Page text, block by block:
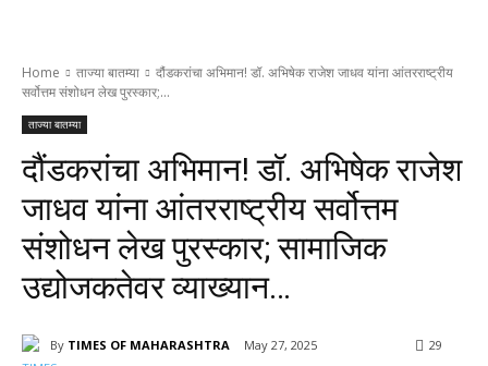
Home ताज्या बातम्या
दौंडकरांचा अभिमान! डॉ. अभिषेक राजेश जाधव यांना आंतरराष्ट्रीय
सर्वोत्तम संशोधन लेख पुरस्कार;...
ताज्या बातम्या
दौंडकरांचा अभिमान! डॉ. अभिषेक राजेश
जाधव यांना आंतरराष्ट्रीय सर्वोत्तम
संशोधन लेख पुरस्कार; सामाजिक
उद्योजकतेवर व्याख्यान…
By TIMES OF MAHARASHTRA May 27, 2025 29